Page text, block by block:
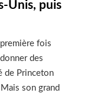
Unis, puis
fois
des
de Princeton
son grand